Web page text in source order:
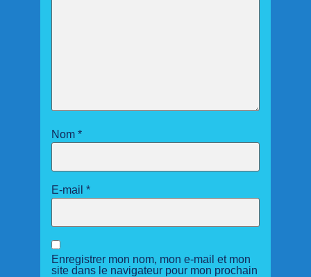
Nom *
E-mail *
Enregistrer mon nom, mon e-mail et mon
site dans le navigateur pour mon prochain